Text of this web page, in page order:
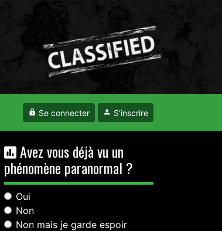
Se connecter S'inscrire
Avez vous déjà vu un
phénomène paranormal ?
Oui
Non
Non mais je garde espoir